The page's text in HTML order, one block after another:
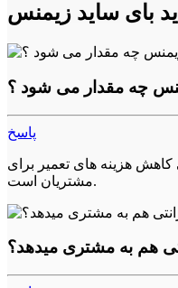
در این صورت، باید
بای ساید زیمنس
چه مقدار می شود ؟
پاسخ
اقتصادی فعلی کاهش هزینه های تعمیر برای
مشتریان است.